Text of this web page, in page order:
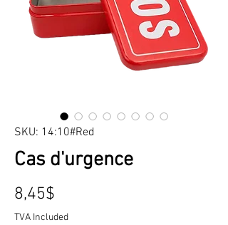
SKU: 14:10#Red
Cas d'urgence
8,45$
TVA Included